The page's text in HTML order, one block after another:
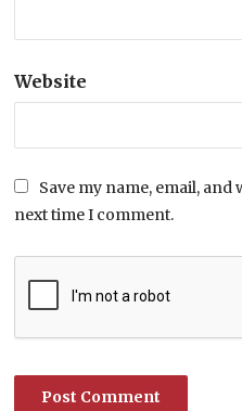
Website
Save my name, email,
next time I comment.